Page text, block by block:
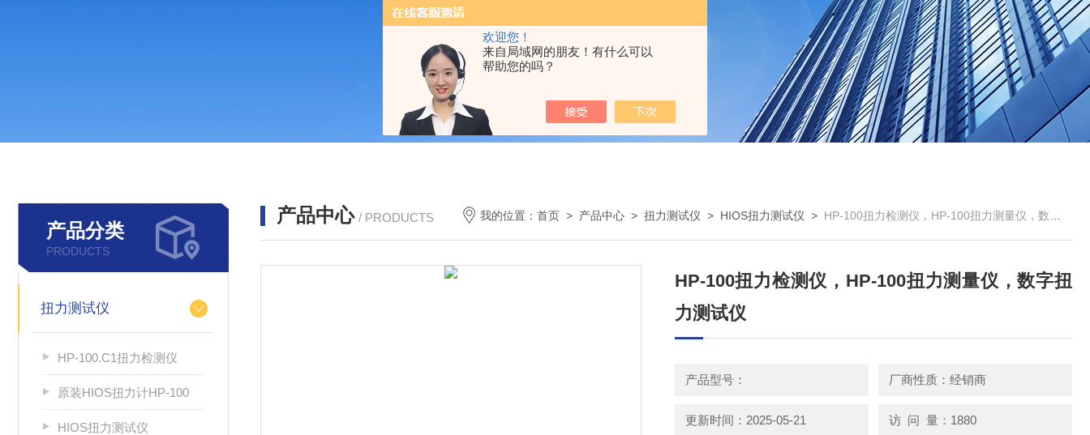
欢迎您！
来自局域网的朋友！有什么可以
帮助您的吗？
产品分类
PRODUCTS
扭力测试仪
HP-100.C1扭力检测仪
原装HIOS扭力计HP-100
HIOS扭力测试仪
产品中心 / PRODUCTS 我的位置：首页 > 产品中心 >扭力测试仪 > HIOS扭力测试仪 > HP-100扭力检测仪，HP-100扭力测量仪，数字扭力测试仪
HP-100扭力检测仪，HP-100扭力测量仪，数字扭
力测试仪
产品型号： 厂商性质：经销商
更新时间：2025-05-21 访 问 量：1880